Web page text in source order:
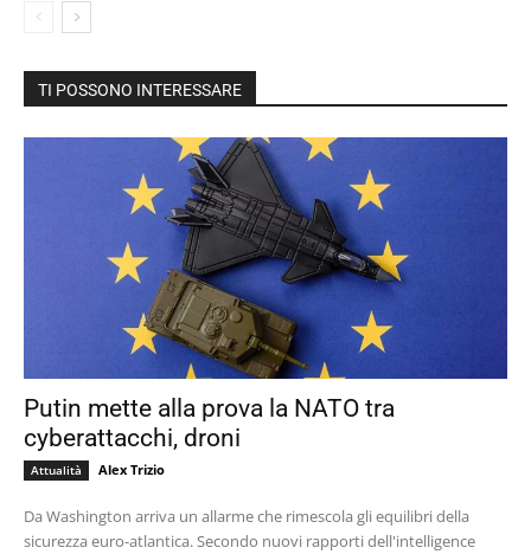
TI POSSONO INTERESSARE
Putin mette alla prova la NATO tra
cyberattacchi, droni
Attualità Alex Trizio
Da Washington arriva un allarme che rimescola gli equilibri della
sicurezza euro-atlantica. Secondo nuovi rapporti dell'intelligence